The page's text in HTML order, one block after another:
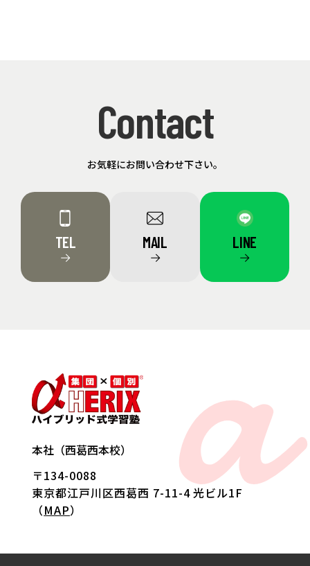
Contact
お気軽にお問い合わせ下さい。
TEL
→
MAIL
→
LINE
→
本社（西葛西本校）
〒134-0088
東京都江戸川区西葛西 7-11-4 光ビル1F
（MAP） a